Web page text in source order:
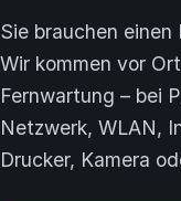
Standorte
Themen
24h-Notdienst
Sie brauchen einen
Wir kommen vor
Fernwartung – bei
Netzwerk, WLAN,
Drucker, Kamera